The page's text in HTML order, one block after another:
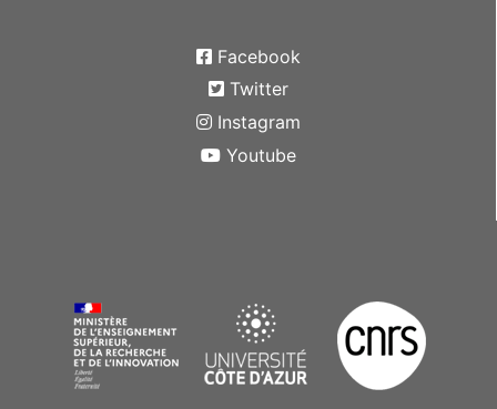
Facebook
Twitter
Instagram
Youtube